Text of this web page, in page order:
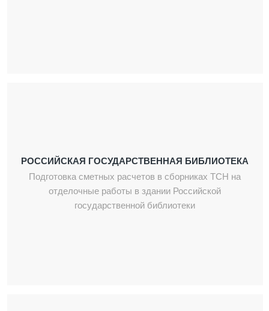
РОССИЙСКАЯ ГОСУДАРСТВЕННАЯ БИБЛИОТЕКА
Подготовка сметных расчетов в сборниках ТСН на
отделочные работы в здании Российской
государственной библиотеки